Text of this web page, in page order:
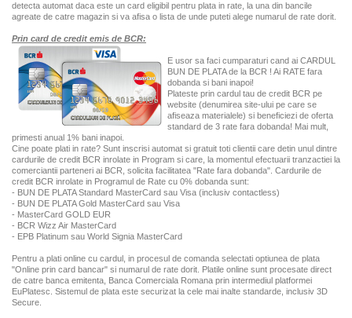
detecta automat daca este un card eligibil pentru plata in rate, la una din bancile
agreate de catre magazin si va afisa o lista de unde puteti alege numarul de rate dorit.
Prin card de credit emis de BCR:
E usor sa faci cumparaturi cand ai CARDUL
BUN DE PLATA de la BCR ! Ai RATE fara
dobanda si bani inapoi!
Plateste prin cardul tau de credit BCR pe
website (denumirea site-ului pe care se
afiseaza materialele) si beneficiezi de oferta
standard de 3 rate fara dobanda! Mai mult,
primesti anual 1% bani inapoi.
Cine poate plati in rate? Sunt inscrisi automat si gratuit toti clientii care detin unul dintre
cardurile de credit BCR inrolate in Program si care, la momentul efectuarii tranzactiei la
comerciantii parteneri ai BCR, solicita facilitatea "Rate fara dobanda". Cardurile de
credit BCR inrolate in Programul de Rate cu 0% dobanda sunt:
- BUN DE PLATA Standard MasterCard sau Visa (inclusiv contactless)
- BUN DE PLATA Gold MasterCard sau Visa
- MasterCard GOLD EUR
- BCR Wizz Air MasterCard
- EPB Platinum sau World Signia MasterCard
Pentru a plati online cu cardul, in procesul de comanda selectati optiunea de plata
"Online prin card bancar" si numarul de rate dorit. Platile online sunt procesate direct
de catre banca emitenta, Banca Comerciala Romana prin intermediul platformei
EuPlatesc. Sistemul de plata este securizat la cele mai inalte standarde, inclusiv 3D
Secure.